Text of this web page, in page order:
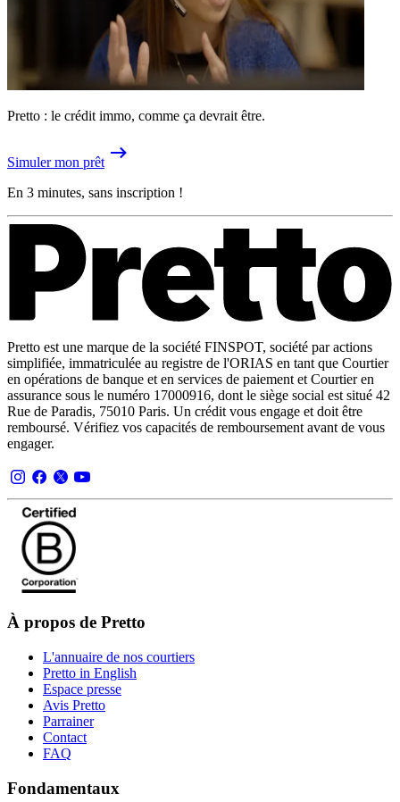
Pretto : le crédit immo, comme ça devrait être.
Simuler mon prêt
En 3 minutes, sans inscription !
Pretto est une marque de la société FINSPOT, société par actions
simplifiée, immatriculée au registre de l'ORIAS en tant que Courtier
en opérations de banque et en services de paiement et Courtier en
assurance sous le numéro 17000916, dont le siège social est situé 42
Rue de Paradis, 75010 Paris. Un crédit vous engage et doit être
remboursé. Vérifiez vos capacités de remboursement avant de vous
engager.
À propos de Pretto
L'annuaire de nos courtiers
Pretto in English
Espace presse
Avis Pretto
Parrainer
Contact
FAQ
Fondamentaux